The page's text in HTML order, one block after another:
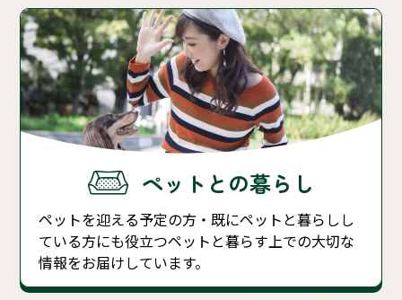
ペットとの暮らし
ペットを迎える予定の方・既にペットと暮らしし
ている方にも役立つペットと暮らす上での大切な
情報をお届けしています。